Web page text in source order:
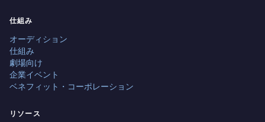
仕組み
オーディション
仕組み
劇場向け
企業イベント
ベネフィット・コーポレーション
リソース